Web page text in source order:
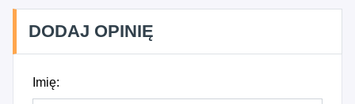
DODAJ OPINIĘ
Imię: